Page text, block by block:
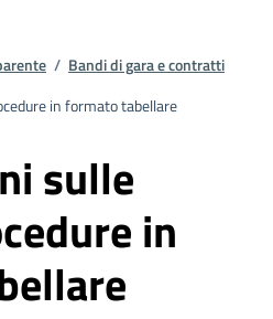
/ Bandi di gara e contratti
in formato tabellare
sulle
in